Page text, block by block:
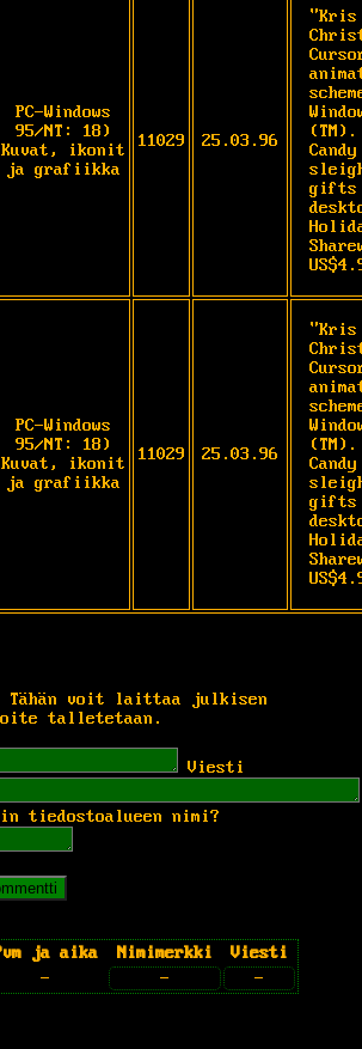
PC-Windows
95/NT: 18)
Kuvat, ikonit
ja grafiikka
11029 25.03.96
(TM).
gifts
PC-Windows
95/NT: 18)
Kuvat, ikonit
ja grafiikka
11029 25.03.96
(TM).
gifts
Tähän voit laittaa julkisen
talletetaan.
Viesti
tiedostoalueen nimi?
ja aika Nimimerkki
Viesti
- - -